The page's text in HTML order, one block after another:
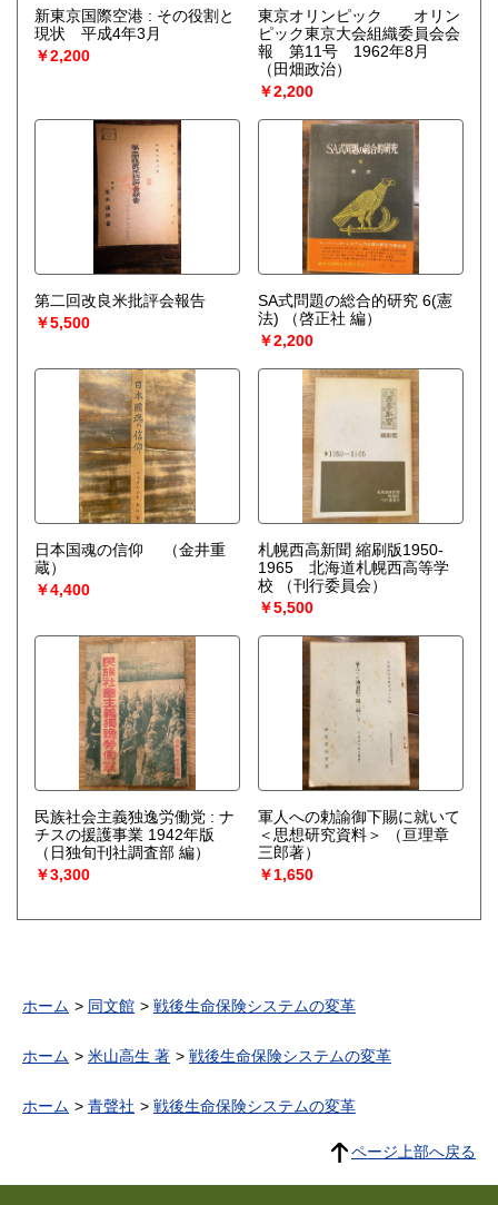
新東京国際空港 : その役割と
現状 平成4年3月
￥2,200
東京オリンピック オリン
ピック東京大会組織委員会会
報 第11号 1962年8月
（田畑政治）
￥2,200
第二回改良米批評会報告
￥5,500
SA式問題の総合的研究 6(憲
法)
（啓正社 編）
￥2,200
日本国魂の信仰
（金井重
蔵）
￥4,400
札幌西高新聞 縮刷版1950-
1965 北海道札幌西高等学
校
（刊行委員会）
￥5,500
民族社会主義独逸労働党 : ナ
チスの援護事業 1942年版
（日独旬刊社調査部 編）
￥3,300
軍人への勅諭御下賜に就いて
＜思想研究資料＞
（亘理章
三郎著）
￥1,650
ホーム 同文館 戦後生命保険システムの変革
ホーム 米山高生 著 戦後生命保険システムの変革
ホーム 青聲社 戦後生命保険システムの変革
ページ上部へ戻る